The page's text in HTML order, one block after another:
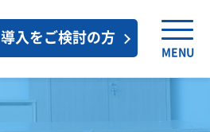
導入をご検討の方
MENU